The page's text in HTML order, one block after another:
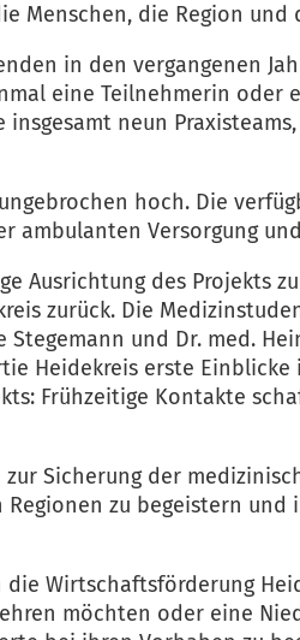
Menschen, die Region
in den vergangenen
eine Teilnehmerin
neun
hoch. Die
ambulanten Versorgung
Ausrichtung des Projekts
zurück. Die
Stegemann und Dr. med.
Heidekreis erste
Frühzeitige Kontakte
Sicherung der
zu begeistern
Wirtschaftsförderung
möchten oder eine